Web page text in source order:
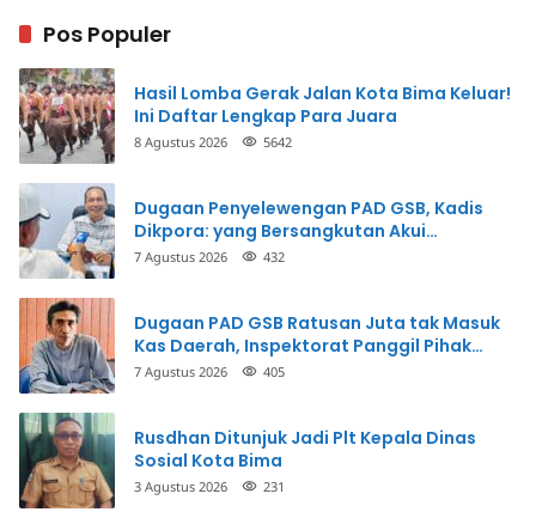
Pos Populer
Hasil Lomba Gerak Jalan Kota Bima Keluar!
Ini Daftar Lengkap Para Juara
8 Agustus 2026 5642
Dugaan Penyelewengan PAD GSB, Kadis
Dikpora: yang Bersangkutan Akui
Perbuatannya dan Siap Mengembalikan
7 Agustus 2026 432
Dugaan PAD GSB Ratusan Juta tak Masuk
Kas Daerah, Inspektorat Panggil Pihak
Terkait
7 Agustus 2026 405
Rusdhan Ditunjuk Jadi Plt Kepala Dinas
Sosial Kota Bima
3 Agustus 2026 231